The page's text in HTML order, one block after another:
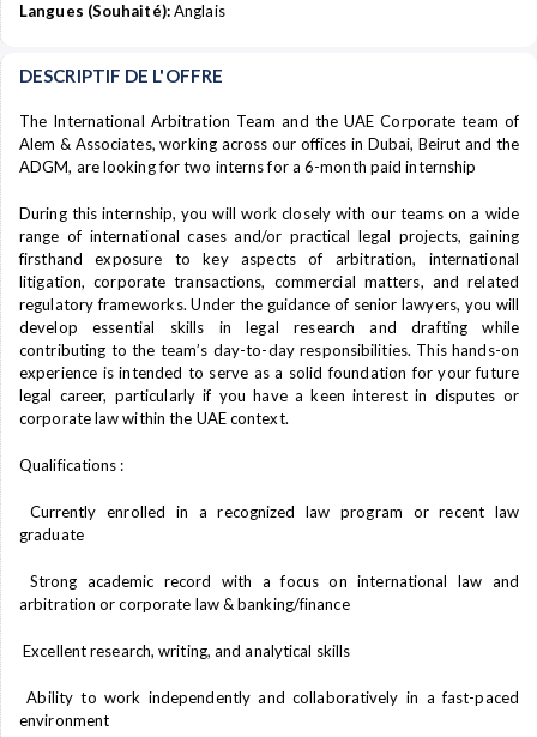
Langues (Souhaité):Anglais
DESCRIPTIF DE L'OFFRE
The International Arbitration Team and the UAE Corporate team of
Alem & Associates, working across our offices in Dubai, Beirut and the
ADGM, are looking for two interns for a 6-month paid internship
During this internship, you will work closely with our teams on a wide
range of international cases and/or practical legal projects, gaining
firsthand exposure to key aspects of arbitration, international
litigation, corporate transactions, commercial matters, and related
regulatory frameworks. Under the guidance of senior lawyers, you will
develop essential skills in legal research and drafting while
contributing to the team’s day-to-day responsibilities. This hands-on
experience is intended to serve as a solid foundation for your future
legal career, particularly if you have a keen interest in disputes or
corporate law within the UAE context.
Qualifications :
Currently enrolled in a recognized law program or recent law
graduate
Strong academic record with a focus on international law and
arbitration or corporate law & banking/finance
Excellent research, writing, and analytical skills
Ability to work independently and collaboratively in a fast-paced
environment